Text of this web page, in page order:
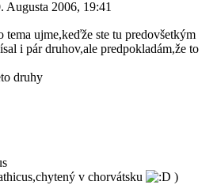
Augusta 2006, 19:41
tema ujme,keďže ste tu predovšetkým
i pár druhov,ale predpokladám,že to
druhy
v chorvátsku
)